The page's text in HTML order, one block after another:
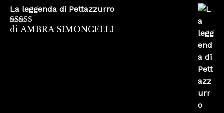
La leggenda di Pettazzurro
Valutato5su
di AMBRA SIMONCELLI